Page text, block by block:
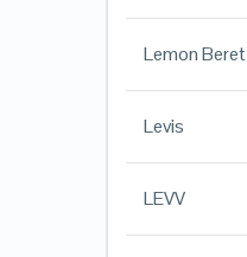
Lemon Beret
Levis
LEVV